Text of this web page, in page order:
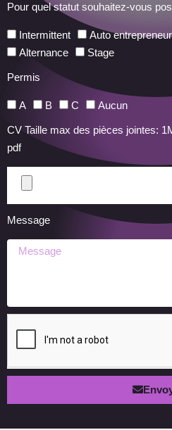
Pour quel statut souhaitez-vous
Intermittent Auto entrepreneur
Alternance
Stage
Permis
A B C Aucun
CV Taille max des pièces jointes:
pdf
Message